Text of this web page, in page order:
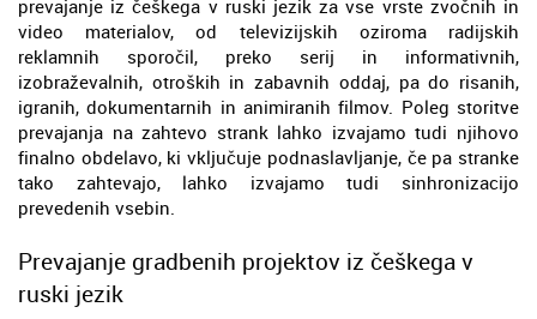
prevajanje iz češkega v ruski jezik za vse vrste zvočnih in
video materialov, od televizijskih oziroma radijskih
reklamnih sporočil, preko serij in informativnih,
izobraževalnih, otroških in zabavnih oddaj, pa do risanih,
igranih, dokumentarnih in animiranih filmov. Poleg storitve
prevajanja na zahtevo strank lahko izvajamo tudi njihovo
finalno obdelavo, ki vključuje podnaslavljanje, če pa stranke
tako zahtevajo, lahko izvajamo tudi sinhronizacijo
prevedenih vsebin.
Prevajanje gradbenih projektov iz češkega v
ruski jezik